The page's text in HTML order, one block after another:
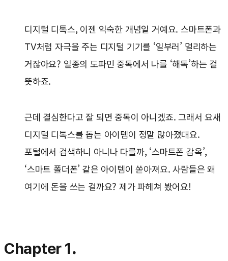
디지털 디톡스, 이젠 익숙한 개념일 거예요. 스마트폰과
TV처럼 자극을 주는 디지털 기기를 ‘일부러’ 멀리하는
거잖아요? 일종의 도파민 중독에서 나를 ‘해독’하는 걸
뜻하죠.
근데 결심한다고 잘 되면 중독이 아니겠죠. 그래서 요새
디지털 디톡스를 돕는 아이템이 정말 많아졌대요.
포털에서 검색하니 아니나 다를까, ‘스마트폰 감옥’,
‘스마트 폴더폰’ 같은 아이템이 쏟아져요. 사람들은 왜
여기에 돈을 쓰는 걸까요? 제가 파헤쳐 봤어요!
Chapter 1.